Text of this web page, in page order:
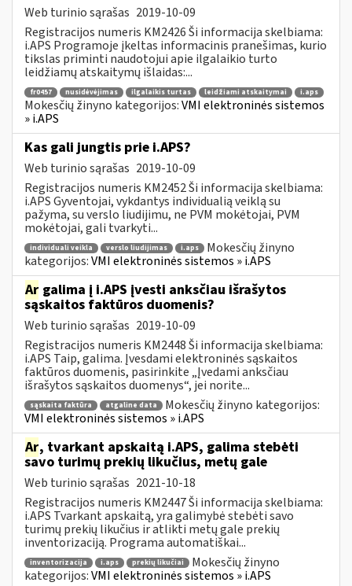
Web turinio sąrašas 2019-10-09
Registracijos numeris KM2426 Ši informacija skelbiama:
i.APS Programoje įkeltas informacinis pranešimas, kurio
tikslas priminti naudotojui apie ilgalaikio turto
leidžiamų atskaitymų išlaidas:...
fr0457 nusidėvėjimas ilgalaikis turtas leidžiami atskaitymai i.aps
Mokesčių žinyno kategorijos:VMI elektroninės sistemos
» i.APS
Kas gali jungtis prie i.APS?
Web turinio sąrašas 2019-10-09
Registracijos numeris KM2452 Ši informacija skelbiama:
i.APS Gyventojai, vykdantys individualią veiklą su
pažyma, su verslo liudijimu, ne PVM mokėtojai, PVM
mokėtojai, gali tvarkyti...
individuali veikla verslo liudijimas i.aps
Mokesčių žinyno
kategorijos:VMI elektroninės sistemos » i.APS
Ar galima į i.APS įvesti anksčiau išrašytos
sąskaitos faktūros duomenis?
Web turinio sąrašas 2019-10-09
Registracijos numeris KM2448 Ši informacija skelbiama:
i.APS Taip, galima. Įvesdami elektroninės sąskaitos
faktūros duomenis, pasirinkite „Įvedami anksčiau
išrašytos sąskaitos duomenys“, jei norite...
sąskaita faktūra atgaline data
Mokesčių žinyno kategorijos:
VMI elektroninės sistemos » i.APS
Ar, tvarkant apskaitą i.APS, galima stebėti
savo turimų prekių likučius, metų gale
Web turinio sąrašas 2021-10-18
Registracijos numeris KM2447 Ši informacija skelbiama:
i.APS Tvarkant apskaitą, yra galimybė stebėti savo
turimų prekių likučius ir atlikti metų gale prekių
inventorizaciją. Programa automatiškai...
inventorizacija i.aps prekių likučiai
Mokesčių žinyno
kategorijos:VMI elektroninės sistemos » i.APS